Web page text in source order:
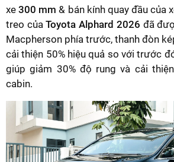
xe300 mm & bán kính quay đầu của
treo củaToyota Alphard 2026 đã
Macpherson phía trước, thanh đòn
cải thiện 50% hiệu quả so với trước
giúp giảm 30% độ rung và cải
cabin.